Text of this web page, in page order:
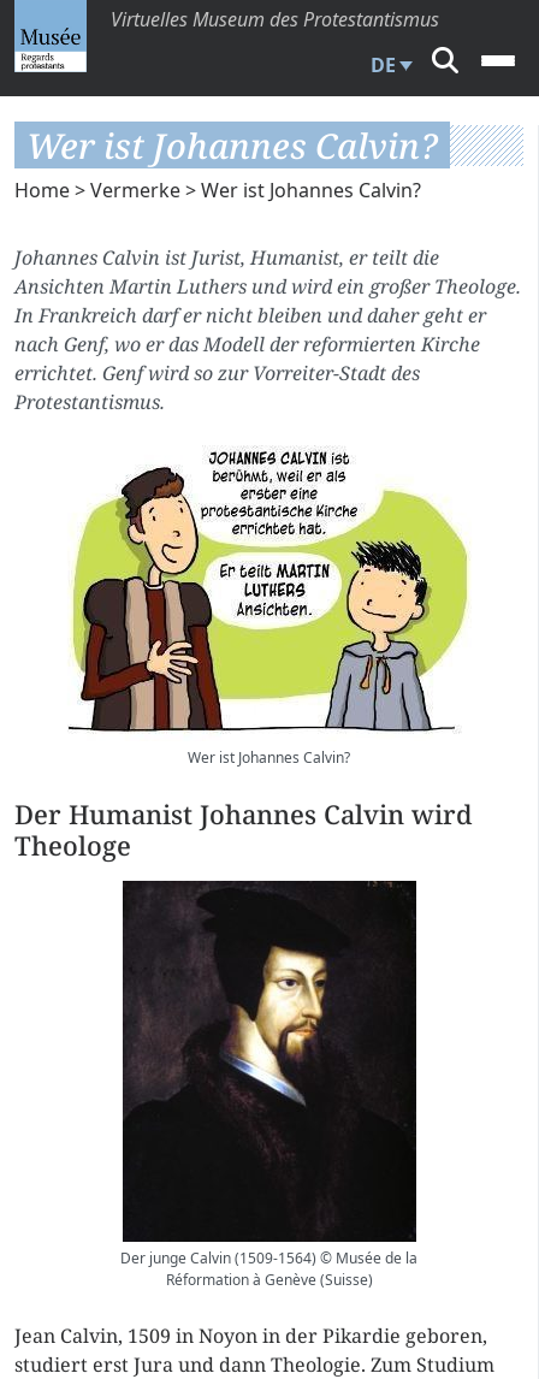
Virtuelles Museum des Protestantismus
DE
Wer ist Johannes Calvin?
Home>Vermerke> Wer ist Johannes Calvin?
Johannes Calvin ist Jurist, Humanist, er teilt die
Ansichten Martin Luthers und wird ein großer Theologe.
In Frankreich darf er nicht bleiben und daher geht er
nach Genf, wo er das Modell der reformierten Kirche
errichtet. Genf wird so zur Vorreiter-Stadt des
Protestantismus.
Wer ist Johannes Calvin?
Der Humanist Johannes Calvin wird
Theologe
Der junge Calvin (1509-1564) © Musée de la
Réformation à Genève (Suisse)
Jean Calvin, 1509 in Noyon in der Pikardie geboren,
studiert erst Jura und dann Theologie. Zum Studium